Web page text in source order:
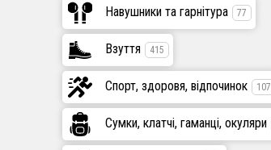
Навушники та гарнітура 77
Взуття 415
Спорт, здоровя, відпочинок 107
Сумки, клатчі, гаманці, окуляри